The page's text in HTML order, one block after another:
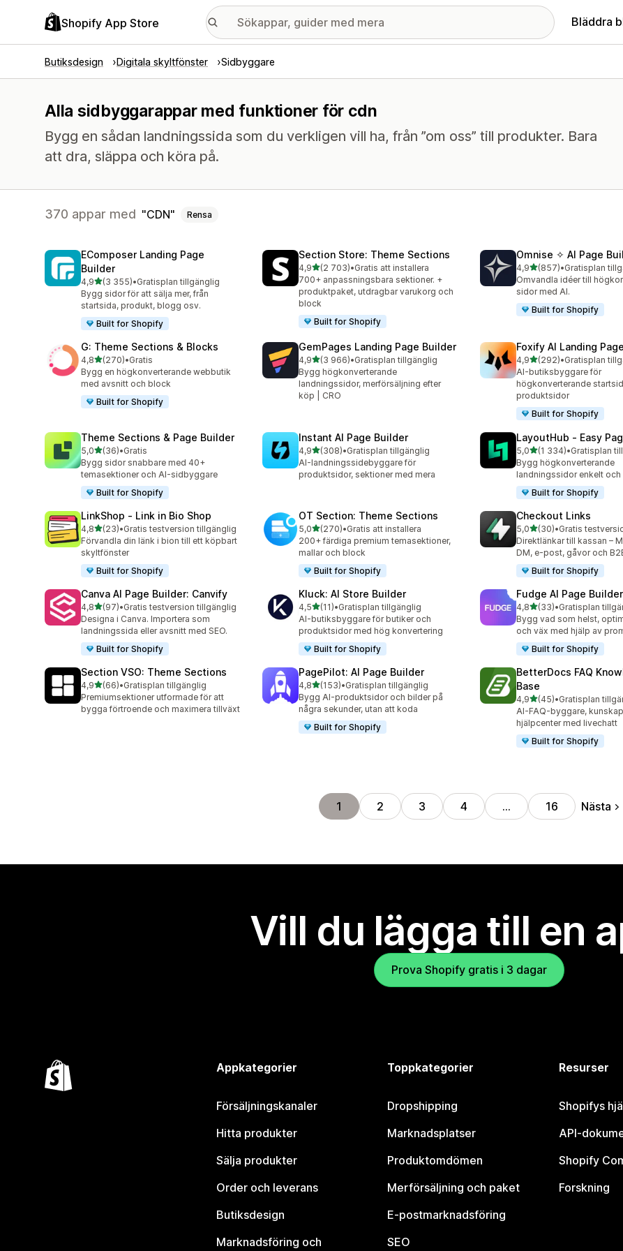
Shopify App Store Bläddra
Butiksdesign Digitala skyltfönster Sidbyggare
Alla sidbyggarappar med funktioner för cdn
Bygg en sådan landningssida som du verkligen vill ha, från ”om oss” till produkter. Bara
att dra, släppa och köra på.
370 appar med CDN Rensa
EComposer Landing Page
Builder
4,9av 5 stjärnor
(3 355)
3355 recensioner totalt
•Gratisplan tillgänglig
Bygg sidor för att sälja mer, från
startsida, produkt, blogg osv.
Built for Shopify
Section Store: Theme Sections
4,9av 5 stjärnor
(2 703)
2703 recensioner totalt
•Gratis att installera
700+ anpassningsbara sektioner. +
produktpaket, utdragbar varukorg och
block
Built for Shopify
Omnise ✧ AI Page
4,9av 5 stjärnor
(857)
857 recensioner totalt
•Gratisplan
Omvandla idéer till
sidor med AI.
Built for Shopify
G: Theme Sections & Blocks
4,8av 5 stjärnor
(270)
270 recensioner totalt
•Gratis
Bygg en högkonverterande webbutik
med avsnitt och block
Built for Shopify
GemPages Landing Page Builder
4,9av 5 stjärnor
(3 966)
3966 recensioner totalt
•Gratisplan tillgänglig
Bygg högkonverterande
landningssidor, merförsäljning efter
köp | CRO
Foxify AI Landing
4,9av 5 stjärnor
(292)
292 recensioner totalt
•Gratisplan
AI-butiksbyggare för
högkonverterande
produktsidor
Built for Shopify
Theme Sections & Page Builder
5,0av 5 stjärnor
(36)
36 recensioner totalt
•Gratis
Bygg sidor snabbare med 40+
temasektioner och AI-sidbyggare
Built for Shopify
Instant AI Page Builder
4,9av 5 stjärnor
(308)
308 recensioner totalt
•Gratisplan tillgänglig
AI-landningssidebyggare för
produktsidor, sektioner med mera
LayoutHub ‑ Easy
5,0av 5 stjärnor
(1 334)
1334 recensioner totalt
•Gratisplan
Bygg högkonverterande
landningssidor enkelt
Built for Shopify
LinkShop ‑ Link in Bio Shop
4,8av 5 stjärnor
(23)
23 recensioner totalt
•Gratis testversion tillgänglig
Förvandla din länk i bion till ett köpbart
skyltfönster
Built for Shopify
OT Section: Theme Sections
5,0av 5 stjärnor
(270)
270 recensioner totalt
•Gratis att installera
200+ färdiga premium temasektioner,
mallar och block
Built for Shopify
Checkout Links
5,0av 5 stjärnor
(30)
30 recensioner totalt
•Gratis
Direktlänkar till kassan –
DM, e-post, gåvor och
Built for Shopify
Canva AI Page Builder: Canvify
4,8av 5 stjärnor
(97)
97 recensioner totalt
•Gratis testversion tillgänglig
Designa i Canva. Importera som
landningssida eller avsnitt med SEO.
Built for Shopify
Kluck: AI Store Builder
4,5av 5 stjärnor
(11)
11 recensioner totalt
•Gratisplan tillgänglig
AI-butiksbyggare för butiker och
produktsidor med hög konvertering
Built for Shopify
Fudge AI Page
4,8av 5 stjärnor
(33)
33 recensioner totalt
•Gratisplan
Bygg vad som helst,
och väx med hjälp av
Built for Shopify
Section VSO: Theme Sections
4,9av 5 stjärnor
(66)
66 recensioner totalt
•Gratisplan tillgänglig
Premiumsektioner utformade för att
bygga förtroende och maximera tillväxt
PagePilot: AI Page Builder
4,8av 5 stjärnor
(153)
153 recensioner totalt
•Gratisplan tillgänglig
Bygg AI-produktsidor och bilder på
några sekunder, utan att koda
Built for Shopify
BetterDocs FAQ
Base
4,9av 5 stjärnor
(45)
45 recensioner totalt
•Gratisplan
AI-FAQ-byggare,
hjälpcenter med livechatt
Built for Shopify
1 2 3 4 … 16 Nästa
Vill du lägga till en
Prova Shopify gratis i 3 dagar
Appkategorier
Försäljningskanaler
Hitta produkter
Sälja produkter
Order och leverans
Butiksdesign
Marknadsföring och
Toppkategorier
Dropshipping
Marknadsplatser
Produktomdömen
Merförsäljning och paket
E-postmarknadsföring
SEO
Resurser
Shopifys
API-
Shopify
Forskning